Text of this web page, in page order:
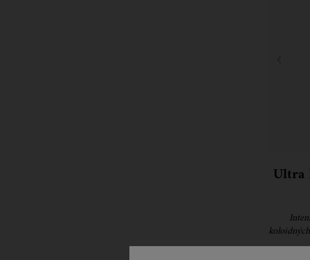
Ultra
obnovu